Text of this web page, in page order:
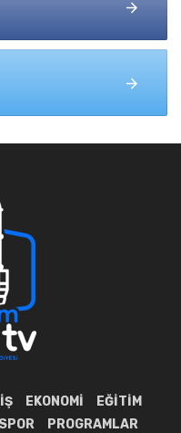
EKONOMI
EĞITIM
SPOR PROGRAMLAR